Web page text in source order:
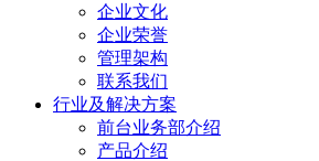
企业文化
企业荣誉
管理架构
联系我们
行业及解决方案
前台业务部介绍
产品介绍